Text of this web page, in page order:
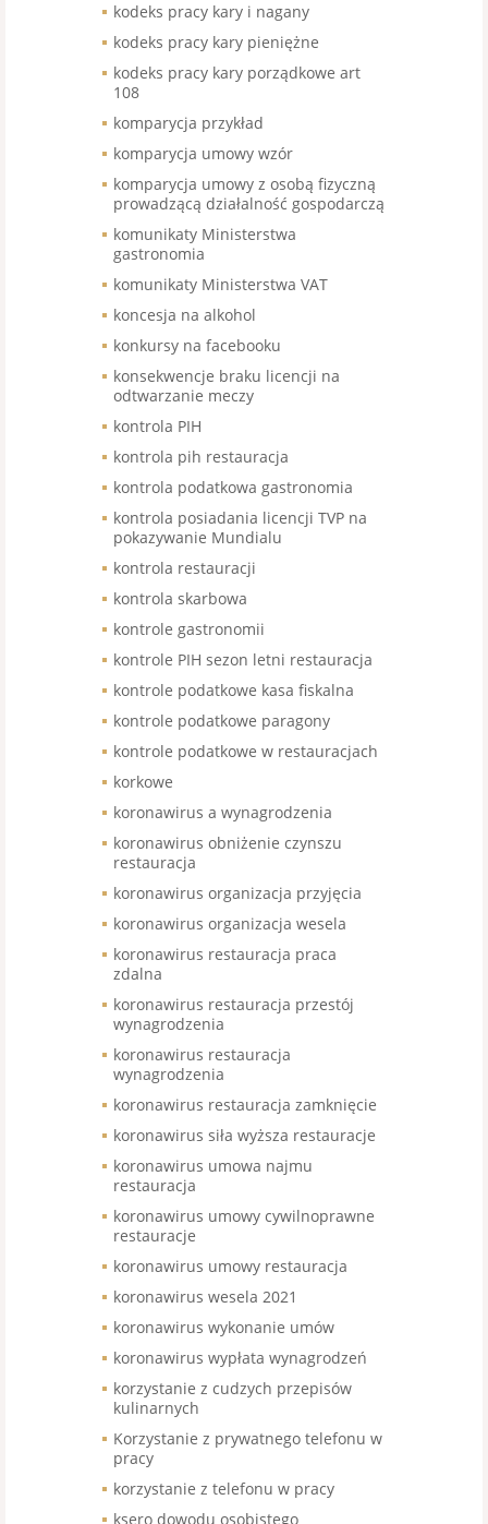
kodeks pracy kary i nagany
kodeks pracy kary pieniężne
kodeks pracy kary porządkowe art
108
komparycja przykład
komparycja umowy wzór
komparycja umowy z osobą fizyczną
prowadzącą działalność gospodarczą
komunikaty Ministerstwa
gastronomia
komunikaty Ministerstwa VAT
koncesja na alkohol
konkursy na facebooku
konsekwencje braku licencji na
odtwarzanie meczy
kontrola PIH
kontrola pih restauracja
kontrola podatkowa gastronomia
kontrola posiadania licencji TVP na
pokazywanie Mundialu
kontrola restauracji
kontrola skarbowa
kontrole gastronomii
kontrole PIH sezon letni restauracja
kontrole podatkowe kasa fiskalna
kontrole podatkowe paragony
kontrole podatkowe w restauracjach
korkowe
koronawirus a wynagrodzenia
koronawirus obniżenie czynszu
restauracja
koronawirus organizacja przyjęcia
koronawirus organizacja wesela
koronawirus restauracja praca
zdalna
koronawirus restauracja przestój
wynagrodzenia
koronawirus restauracja
wynagrodzenia
koronawirus restauracja zamknięcie
koronawirus siła wyższa restauracje
koronawirus umowa najmu
restauracja
koronawirus umowy cywilnoprawne
restauracje
koronawirus umowy restauracja
koronawirus wesela 2021
koronawirus wykonanie umów
koronawirus wypłata wynagrodzeń
korzystanie z cudzych przepisów
kulinarnych
Korzystanie z prywatnego telefonu w
pracy
korzystanie z telefonu w pracy
ksero dowodu osobistego